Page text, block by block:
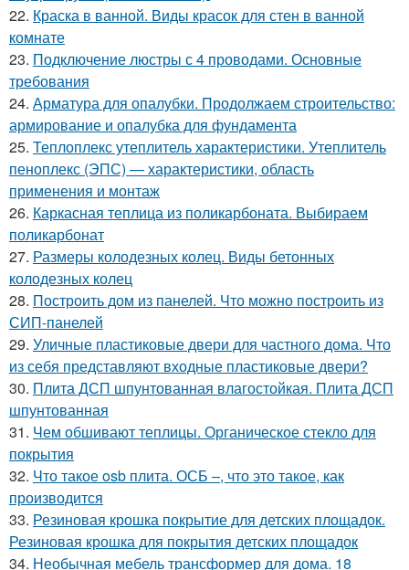
22. Краска в ванной. Виды красок для стен в ванной
комнате
23. Подключение люстры с 4 проводами. Основные
требования
24. Арматура для опалубки. Продолжаем строительство:
армирование и опалубка для фундамента
25. Теплоплекс утеплитель характеристики. Утеплитель
пеноплекс (ЭПС) — характеристики, область
применения и монтаж
26. Каркасная теплица из поликарбоната. Выбираем
поликарбонат
27. Размеры колодезных колец. Виды бетонных
колодезных колец
28. Построить дом из панелей. Что можно построить из
СИП-панелей
29. Уличные пластиковые двери для частного дома. Что
из себя представляют входные пластиковые двери?
30. Плита ДСП шпунтованная влагостойкая. Плита ДСП
шпунтованная
31. Чем обшивают теплицы. Органическое стекло для
покрытия
32. Что такое osb плита. ОСБ –, что это такое, как
производится
33. Резиновая крошка покрытие для детских площадок.
Резиновая крошка для покрытия детских площадок
34. Необычная мебель трансформер для дома. 18